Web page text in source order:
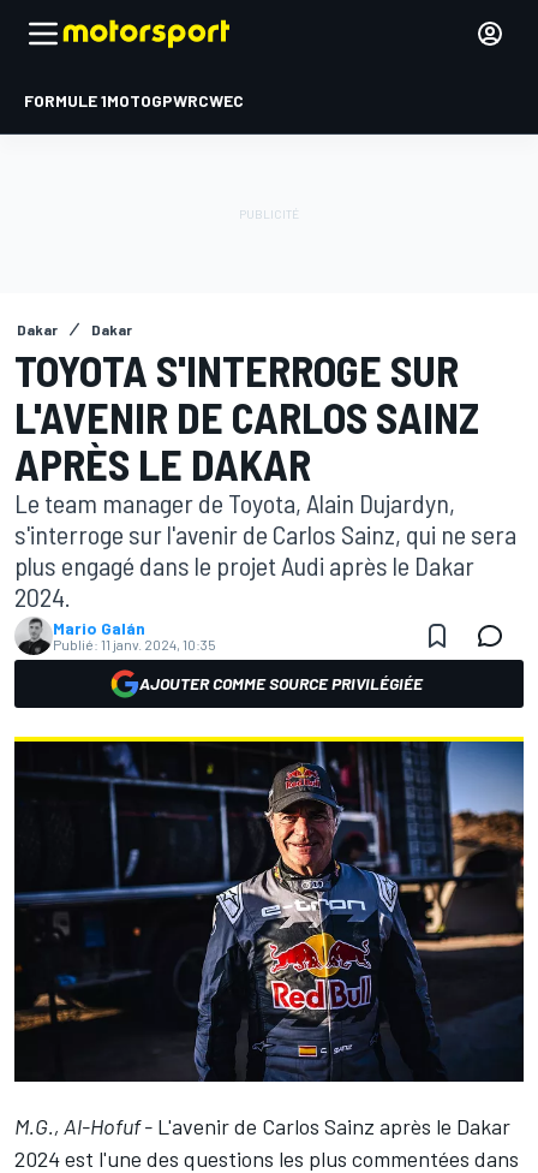
FORMULE 1MOTOGPWRCWEC
Dakar Dakar
TOYOTA S'INTERROGE SUR
L'AVENIR DE CARLOS SAINZ
APRÈS LE DAKAR
Le team manager de Toyota, Alain Dujardyn,
s'interroge sur l'avenir de Carlos Sainz, qui ne sera
plus engagé dans le projet Audi après le Dakar
2024.
Mario Galán
Publié: 11 janv. 2024, 10:35
AJOUTER COMME SOURCE PRIVILÉGIÉE
M.G., Al-Hofuf - L'avenir de Carlos Sainz après le Dakar
2024 est l'une des questions les plus commentées dans